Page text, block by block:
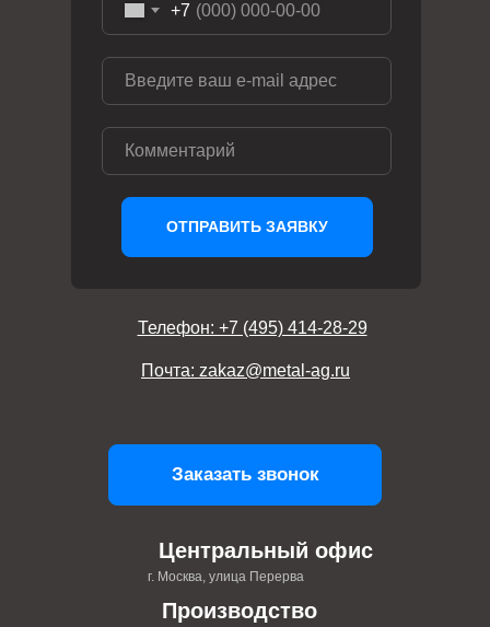
+7
ОТПРАВИТЬ ЗАЯВКУ
Центральный офис
г. Москва, улица Перерва
Производство
Телефон: +7 (495) 414-28-29
Почта: zakaz@metal-ag.ru
Заказать звонок